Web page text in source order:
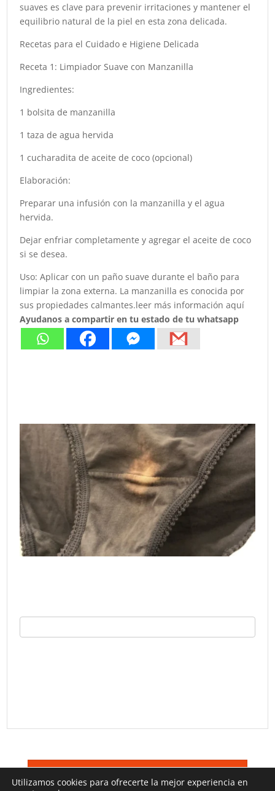
suaves es clave para prevenir irritaciones y mantener el
equilibrio natural de la piel en esta zona delicada.
Recetas para el Cuidado e Higiene Delicada
Receta 1: Limpiador Suave con Manzanilla
Ingredientes:
1 bolsita de manzanilla
1 taza de agua hervida
1 cucharadita de aceite de coco (opcional)
Elaboración:
Preparar una infusión con la manzanilla y el agua
hervida.
Dejar enfriar completamente y agregar el aceite de coco
si se desea.
Uso: Aplicar con un paño suave durante el baño para
limpiar la zona externa. La manzanilla es conocida por
sus propiedades calmantes.leer más información aquí
Ayudanos a compartir en tu estado de tu whatsapp
Utilizamos cookies para ofrecerte la mejor experiencia en